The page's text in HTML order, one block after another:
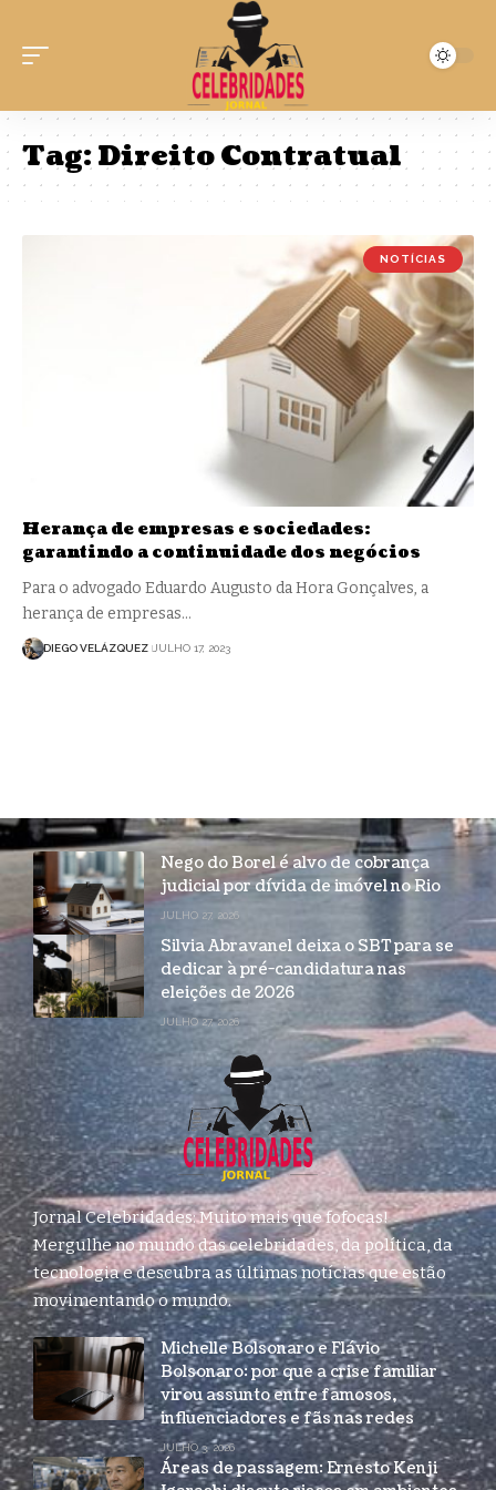
Tag:Direito Contratual
NOTÍCIAS
Herança de empresas e sociedades:
garantindo a continuidade dos negócios
Para o advogado Eduardo Augusto da Hora Gonçalves, a
herança de empresas…
DIEGO VELÁZQUEZ JULHO 17, 2023
Nego do Borel é alvo de cobrança
judicial por dívida de imóvel no Rio
JULHO 27, 2026
Silvia Abravanel deixa o SBT para se
dedicar à pré-candidatura nas
eleições de 2026
JULHO 27, 2026
Jornal Celebridades: Muito mais que fofocas!
Mergulhe no mundo das celebridades, da política, da
tecnologia e descubra as últimas notícias que estão
movimentando o mundo.
Michelle Bolsonaro e Flávio
Bolsonaro: por que a crise familiar
virou assunto entre famosos,
influenciadores e fãs nas redes
JULHO 3, 2026
Áreas de passagem: Ernesto Kenji